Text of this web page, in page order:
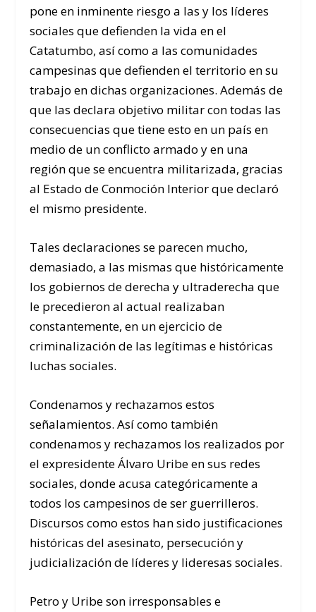
pone en inminente riesgo a las y los líderes
sociales que defienden la vida en el
Catatumbo, así como a las comunidades
campesinas que defienden el territorio en su
trabajo en dichas organizaciones. Además de
que las declara objetivo militar con todas las
consecuencias que tiene esto en un país en
medio de un conflicto armado y en una
región que se encuentra militarizada, gracias
al Estado de Conmoción Interior que declaró
el mismo presidente.
Tales declaraciones se parecen mucho,
demasiado, a las mismas que históricamente
los gobiernos de derecha y ultraderecha que
le precedieron al actual realizaban
constantemente, en un ejercicio de
criminalización de las legítimas e históricas
luchas sociales.
Condenamos y rechazamos estos
señalamientos. Así como también
condenamos y rechazamos los realizados por
el expresidente Álvaro Uribe en sus redes
sociales, donde acusa categóricamente a
todos los campesinos de ser guerrilleros.
Discursos como estos han sido justificaciones
históricas del asesinato, persecución y
judicialización de líderes y lideresas sociales.
Petro y Uribe son irresponsables e